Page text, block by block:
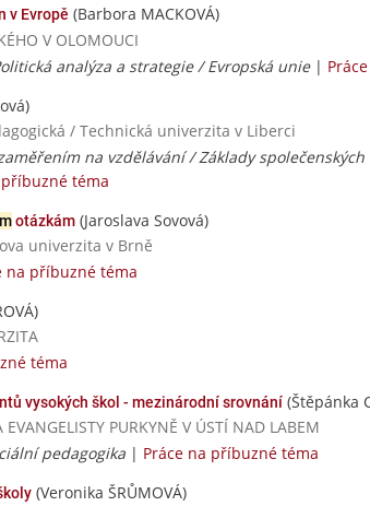
v Evropě (Barbora MACKOVÁ)
V OLOMOUCI
analýza a strategie / Evropská unie|
/ Technická univerzita v Liberci
na vzdělávání / Základy
téma
otázkám (Jaroslava Sovová)
univerzita v Brně
na příbuzné téma
téma
vysokých škol - mezinárodní srovnání (Štěpánka
PURKYNĚ V ÚSTÍ NAD LABEM
pedagogika | Práce na příbuzné téma
(Veronika ŠRŮMOVÁ)